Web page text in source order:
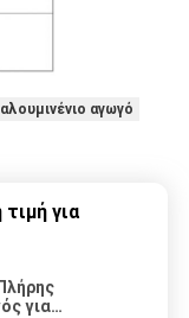
αγωγό
για
για